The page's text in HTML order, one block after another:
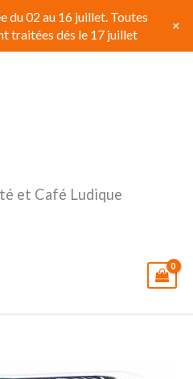
et Café Ludique
du 02 au 16 juillet. Toutes
traitées dés le 17 juillet
+